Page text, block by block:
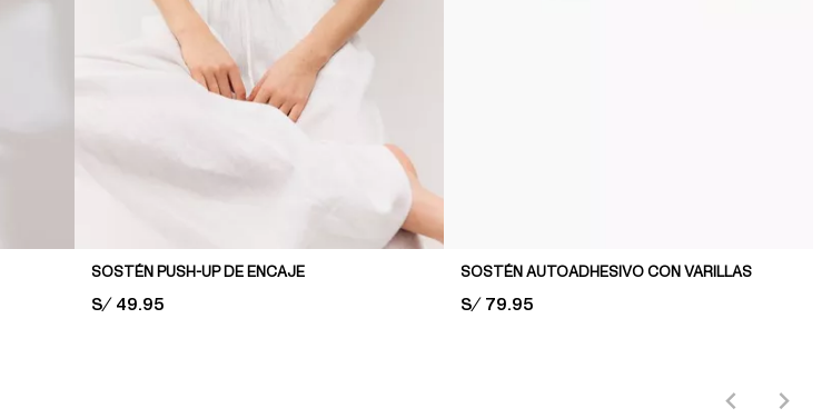
SOSTÉN PUSH-UP DE ENCAJE
PRICE:
S/ 49.95
SOSTÉN AUTOADHESIVO CON VARILLAS
PRICE:
S/ 79.95